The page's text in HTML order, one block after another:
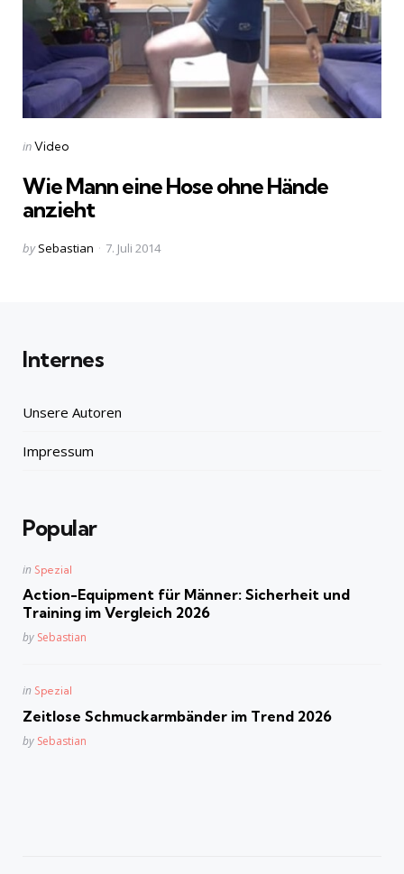
Categories
Posted
inVideo
Wie Mann eine Hose ohne Hände
anzieht
Posted
by Sebastian 7. Juli 2014
Internes
Unsere Autoren
Impressum
Popular
Posted
in Spezial
Action-Equipment für Männer: Sicherheit und
Training im Vergleich 2026
Posted
by Sebastian
Posted
in Spezial
Zeitlose Schmuckarmbänder im Trend 2026
Posted
by Sebastian